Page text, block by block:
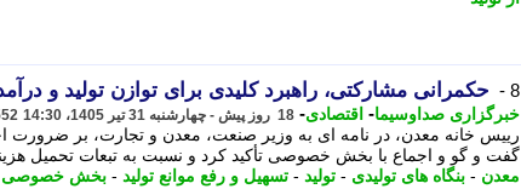
8 - حکمرانی مشارکتی، راهبرد کلیدی برای توازن تولید و
خبرگزاری صداوسیما- اقتصادی- 18 روز پیش - چهارشنبه 31 تیر 1405، 14:30
رییس خانه معدن، در نامه ای به وزیر صنعت، معدن و تجارت، بر
گفت و گو و اجماع با بخش خصوصی تأکید کرد و نسبت به تبعات تحمیل
معدن - بنگاه های تولیدی - تولید - تسهیل و رفع موانع تولید - بخش خصوصی